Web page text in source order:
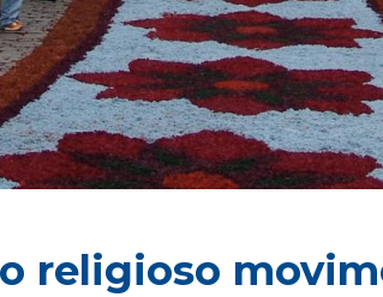
religioso